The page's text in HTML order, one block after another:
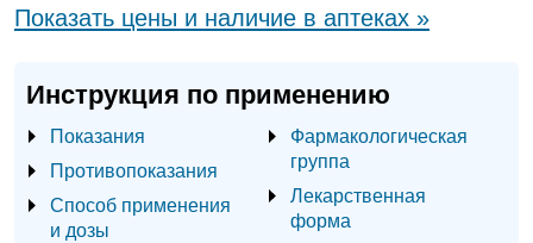
Показать цены и наличие в аптеках »
Инструкция по применению
Показания
Противопоказания
Способ применения
и дозы
Фармакологическая
группа
Лекарственная
форма